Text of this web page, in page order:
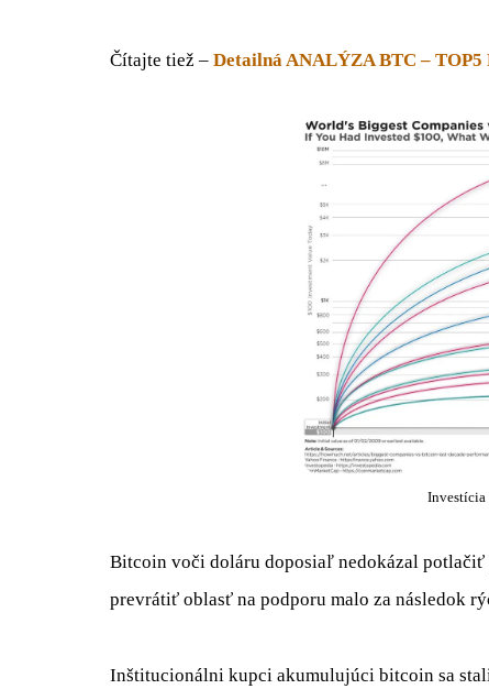
Čítajte tiež – Detailná ANALÝZA BTC –
Investícia
Bitcoin voči doláru doposiaľ nedokázal potlačiť
prevrátiť oblasť na podporu malo za následok
Inštitucionálni kupci akumulujúci bitcoin sa